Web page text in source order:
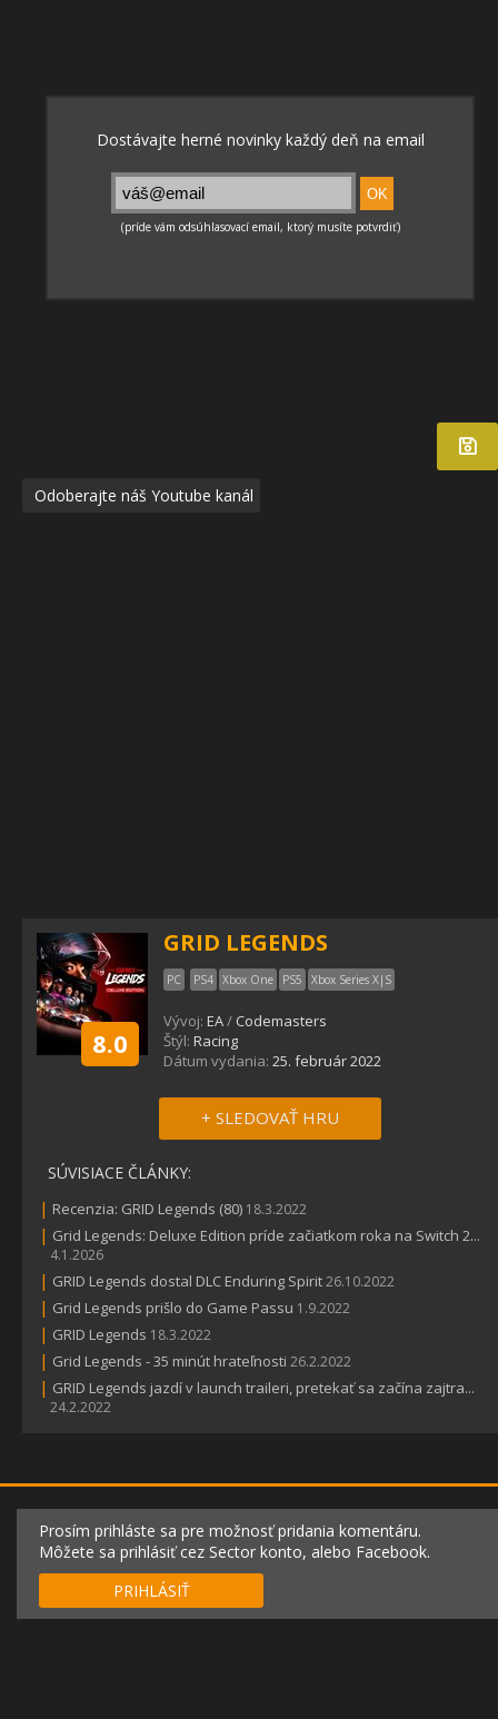
Odoberajte náš Youtube kanál
8.0
GRID LEGENDS
PC PS4 Xbox One PS5 Xbox Series X|S
Vývoj: EA/ Codemasters
Štýl: Racing
Dátum vydania: 25. február 2022
+ SLEDOVAŤ HRU
SÚVISIACE ČLÁNKY:
| Recenzia: GRID Legends (80) 18.3.2022
| Grid Legends: Deluxe Edition príde začiatkom roka na Switch 2...
4.1.2026
| GRID Legends dostal DLC Enduring Spirit26.10.2022
| Grid Legends prišlo do Game Passu 1.9.2022
| GRID Legends 18.3.2022
| Grid Legends - 35 minút hrateľnosti 26.2.2022
| GRID Legends jazdí v launch traileri, pretekať sa začína zajtra...
24.2.2022
Prosím prihláste sa pre možnosť pridania komentáru.
Môžete sa prihlásiť cez Sector konto, alebo Facebook.
PRIHLÁSIŤ